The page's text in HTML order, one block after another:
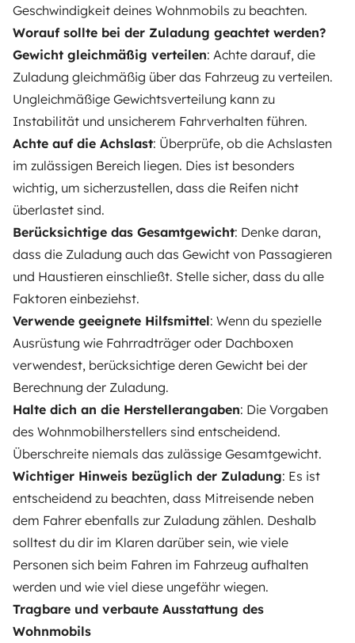
Geschwindigkeit deines Wohnmobils zu beachten.
Worauf sollte bei der Zuladung geachtet werden?
Gewicht gleichmäßig verteilen: Achte darauf, die
Zuladung gleichmäßig über das Fahrzeug zu verteilen.
Ungleichmäßige Gewichtsverteilung kann zu
Instabilität und unsicherem Fahrverhalten führen.
Achte auf die Achslast: Überprüfe, ob die Achslasten
im zulässigen Bereich liegen. Dies ist besonders
wichtig, um sicherzustellen, dass die Reifen nicht
überlastet sind.
Berücksichtige das Gesamtgewicht: Denke daran,
dass die Zuladung auch das Gewicht von Passagieren
und Haustieren einschließt. Stelle sicher, dass du alle
Faktoren einbeziehst.
Verwende geeignete Hilfsmittel: Wenn du spezielle
Ausrüstung wie Fahrradträger oder Dachboxen
verwendest, berücksichtige deren Gewicht bei der
Berechnung der Zuladung.
Halte dich an die Herstellerangaben: Die Vorgaben
des Wohnmobilherstellers sind entscheidend.
Überschreite niemals das zulässige Gesamtgewicht.
Wichtiger Hinweis bezüglich der Zuladung: Es ist
entscheidend zu beachten, dass Mitreisende neben
dem Fahrer ebenfalls zur Zuladung zählen. Deshalb
solltest du dir im Klaren darüber sein, wie viele
Personen sich beim Fahren im Fahrzeug aufhalten
werden und wie viel diese ungefähr wiegen.
Tragbare und verbaute Ausstattung des
Wohnmobils